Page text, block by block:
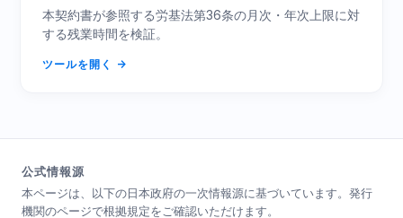
本契約書が参照する労基法第36条の月次・年次上限に対
する残業時間を検証。
ツールを開く
公式情報源
本ページは、以下の日本政府の一次情報源に基づいています。発行
機関のページで根拠規定をご確認いただけます。